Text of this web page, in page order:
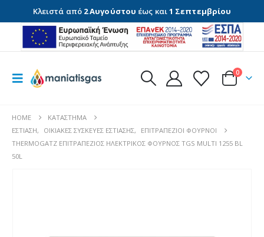
Κλειστά από 2 Αυγούστου έως και1 Σεπτεμβρίου
0
HOME
ΚΑΤΆΣΤΗΜΑ
ΕΣΤΊΑΣΗ, ΟΙΚΙΑΚΈΣ ΣΥΣΚΕΥΈΣ ΕΣΤΊΑΣΗΣ,
ΕΠΙΤΡΑΠΈΖΙΟΙ ΦΟΎΡΝΟΙ
THERMOGATZ ΕΠΙΤΡΑΠΕΖΙΟΣ ΗΛΕΚΤΡΙΚΟΣ ΦΟΥΡΝΟΣ TGS MULTI 1255 BL
50L